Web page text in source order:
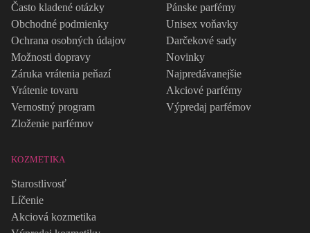
Často kladené otázky
Obchodné podmienky
Ochrana osobných údajov
Možnosti dopravy
Záruka vrátenia peňazí
Vrátenie tovaru
Vernostný program
Zloženie parfémov
Pánske parfémy
Unisex voňavky
Darčekové sady
Novinky
Najpredávanejšie
Akciové parfémy
Výpredaj parfémov
KOZMETIKA
Starostlivosť
Líčenie
Akciová kozmetika